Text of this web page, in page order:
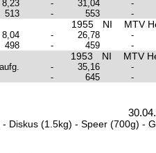
8,23 - 31,04
-
513 - 553 -
1955 NI MTV
8,04 - 26,78
-
498 - 459 -
1953 NI MTV
aufg. - 35,16
-
- 645 -
Diskus (1.5kg) - Speer (700g) -